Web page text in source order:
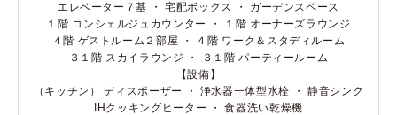
エレベーター７基 ・ 宅配ボックス ・ ガーデンスペース
１階 コンシェルジュカウンター ・ １階 オーナーズラウンジ
４階 ゲストルーム２部屋 ・ ４階 ワーク＆スタディルーム
３１階 スカイラウンジ ・ ３１階 パーティールーム
【設備】
（キッチン） ディスポーザー ・ 浄水器一体型水栓 ・ 静音シンク
IHクッキングヒーター ・ 食器洗い乾燥機